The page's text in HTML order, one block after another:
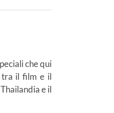
che qui
tra il film e il
e il